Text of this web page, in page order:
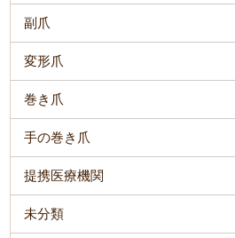
副爪
変形爪
巻き爪
手の巻き爪
提携医療機関
未分類